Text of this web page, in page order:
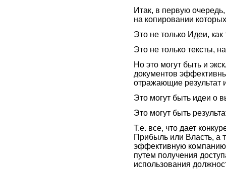
Итак, в первую
на копировании
Это не только Идеи, как
Это не только тексты,
Но это могут быть и
документов
отражающие результат
Это могут быть идеи о
Это могут быть
Т.е. все, что дает
Прибыль или Власть, а
эффективную компанию
путем получения
использования